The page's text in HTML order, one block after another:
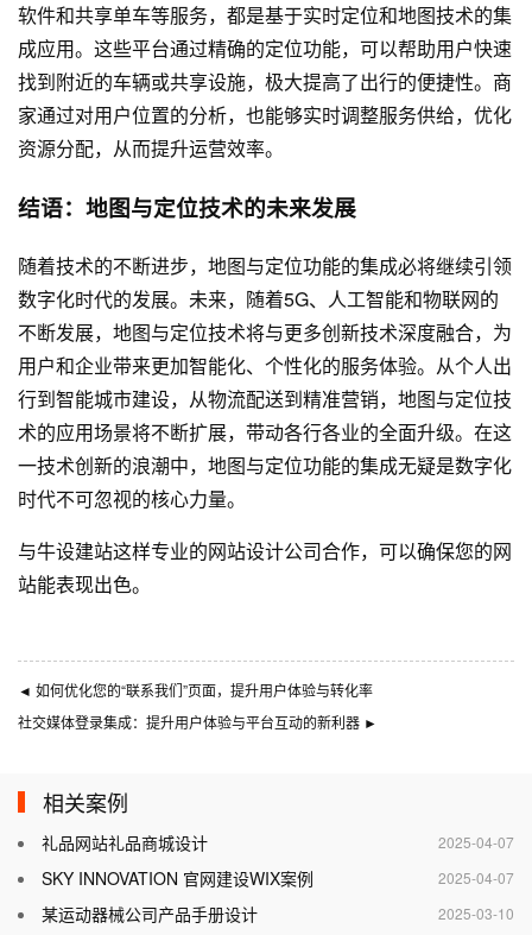
软件和共享单车等服务，都是基于实时定位和地图技术的集
成应用。这些平台通过精确的定位功能，可以帮助用户快速
找到附近的车辆或共享设施，极大提高了出行的便捷性。商
家通过对用户位置的分析，也能够实时调整服务供给，优化
资源分配，从而提升运营效率。
结语：地图与定位技术的未来发展
随着技术的不断进步，地图与定位功能的集成必将继续引领
数字化时代的发展。未来，随着5G、人工智能和物联网的
不断发展，地图与定位技术将与更多创新技术深度融合，为
用户和企业带来更加智能化、个性化的服务体验。从个人出
行到智能城市建设，从物流配送到精准营销，地图与定位技
术的应用场景将不断扩展，带动各行各业的全面升级。在这
一技术创新的浪潮中，地图与定位功能的集成无疑是数字化
时代不可忽视的核心力量。
与牛设建站这样专业的网站设计公司合作，可以确保您的网
站能表现出色。
◄ 如何优化您的“联系我们”页面，提升用户体验与转化率
社交媒体登录集成：提升用户体验与平台互动的新利器 ►
相关案例
2025-04-07
礼品网站礼品商城设计
2025-04-07
SKY INNOVATION 官网建设WIX案例
2025-03-10
某运动器械公司产品手册设计